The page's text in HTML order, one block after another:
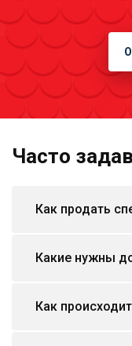
Часто
Как продать
Какие нужны
Как